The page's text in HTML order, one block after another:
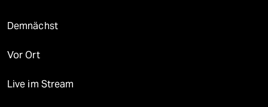
Demnächst
Vor Ort
Live im Stream